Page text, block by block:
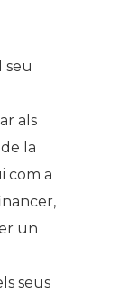
seu
als
la
com a
un
seus